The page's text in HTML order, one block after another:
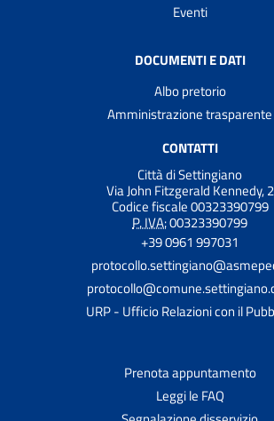
Eventi
DOCUMENTI E DATI
Albo pretorio
Amministrazione trasparente
CONTATTI
Città di Settingiano
Via John Fitzgerald Kennedy, 2
Codice fiscale 00323390799
P. IVA:00323390799
+39 0961 997031
URP - Ufficio Relazioni con il
Prenota appuntamento
Leggi le FAQ